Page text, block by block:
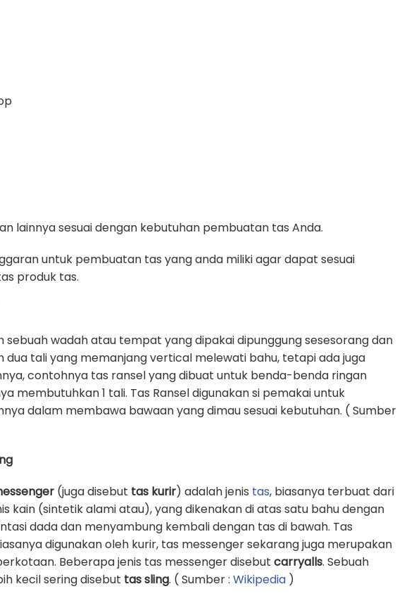
lainnya sesuai dengan kebutuhan pembuatan tas Anda.
untuk pembuatan tas yang anda miliki agar dapat sesuai
produk tas.
sebuah wadah atau tempat yang dipakai dipunggung sesesorang dan
dua tali yang memanjang vertical melewati bahu, tetapi ada juga
contohnya tas ransel yang dibuat untuk benda-benda ringan
membutuhkan 1 tali. Tas Ransel digunakan si pemakai untuk
dalam membawa bawaan yang dimau sesuai kebutuhan. ( Sumber
(juga disebut tas kurir) adalah jenis tas, biasanya terbuat dari
kain (sintetik alami atau), yang dikenakan di atas satu bahu dengan
dada dan menyambung kembali dengan tas di bawah. Tas
digunakan oleh kurir, tas messenger sekarang juga merupakan
Beberapa jenis tas messenger disebut carryalls. Sebuah
kecil sering disebut tas sling. ( Sumber : Wikipedia )